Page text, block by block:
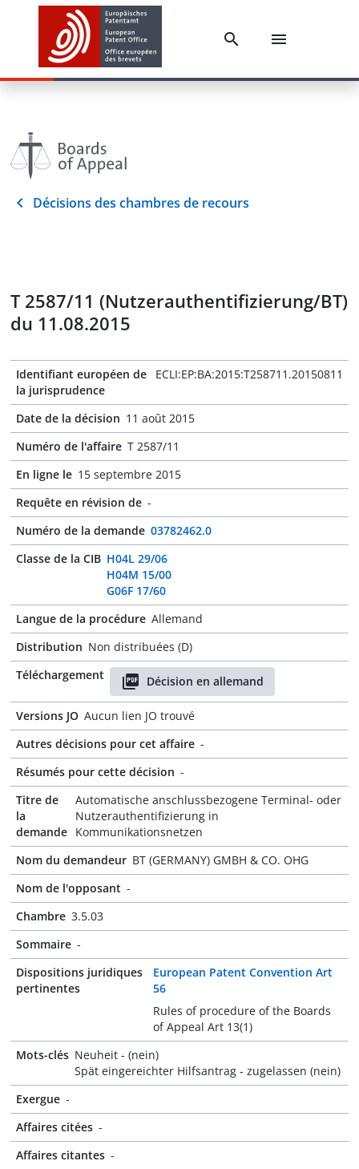
Décisions des chambres de recours
T 2587/11 (Nutzerauthentifizierung/BT)
du 11.08.2015
Identifiant européen de
la jurisprudence
ECLI:EP:BA:2015:T258711.20150811
Date de la décision 11 août 2015
Numéro de l'affaire T 2587/11
En ligne le 15 septembre 2015
Requête en révision de -
Numéro de la demande 03782462.0
Classe de la CIB H04L 29/06
H04M 15/00
G06F 17/60
Langue de la procédure Allemand
Distribution Non distribuées (D)
Téléchargement
Décision en allemand
Versions JO Aucun lien JO trouvé
Autres décisions pour cet affaire -
Résumés pour cette décision -
Titre de
la
demande
Automatische anschlussbezogene Terminal- oder
Nutzerauthentifizierung in
Kommunikationsnetzen
Nom du demandeur BT (GERMANY) GMBH & CO. OHG
Nom de l'opposant -
Chambre 3.5.03
Sommaire -
Dispositions juridiques
pertinentes
European Patent Convention Art
56
Rules of procedure of the Boards
of Appeal Art 13(1)
Mots-clés Neuheit - (nein)
Spät eingereichter Hilfsantrag - zugelassen (nein)
Exergue -
Affaires citées -
Affaires citantes -